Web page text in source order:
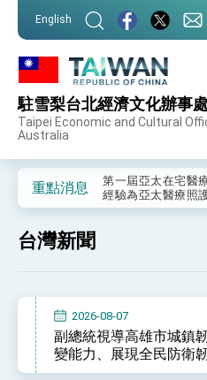
English
駐雪梨台北經濟文化辦事
Taipei Economic and Cultural
Australia
重點消息
外交部重要言論
事處」，進一步深
第一屆亞太在宅醫
經驗為亞太醫療照
訪問
總統與五院院長新
國家邁出合作第一
總統農曆春節談話
台灣新聞
2026-08-07
副總統視導高雄市城鎮
變能力、展現全民防衛